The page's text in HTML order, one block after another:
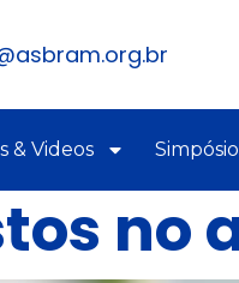
& Videos
no